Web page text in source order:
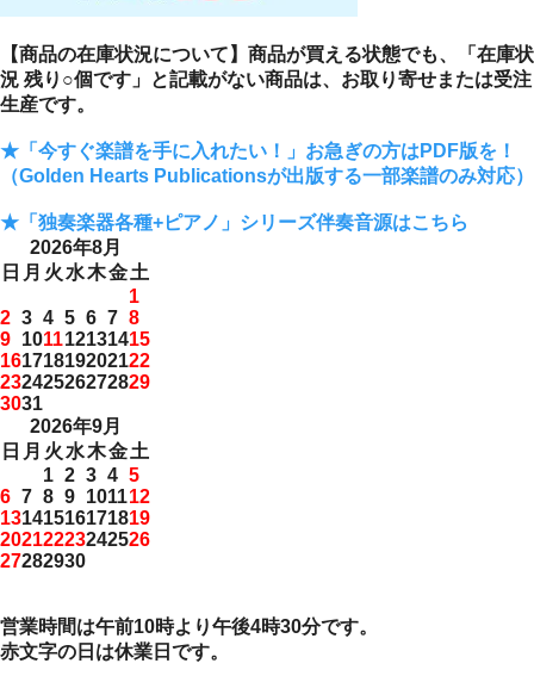
【商品の在庫状況について】商品が買える状態でも、「在庫状
況 残り○個です」と記載がない商品は、お取り寄せまたは受注
生産です。
★「今すぐ楽譜を手に入れたい！」お急ぎの方はPDF版を！
（Golden Hearts Publicationsが出版する一部楽譜のみ対応）
★「独奏楽器各種+ピアノ」シリーズ伴奏音源はこちら
2026年8月
日 月 火 水木金土
1
2 3 4 5 6 7 8
9 101112131415
16171819202122
23242526272829
3031
2026年9月
日 月 火 水木金土
1 2 3 4 5
6 7 8 9 101112
13141516171819
20212223242526
27282930
営業時間は午前10時より午後4時30分です。
赤文字の日は休業日です。